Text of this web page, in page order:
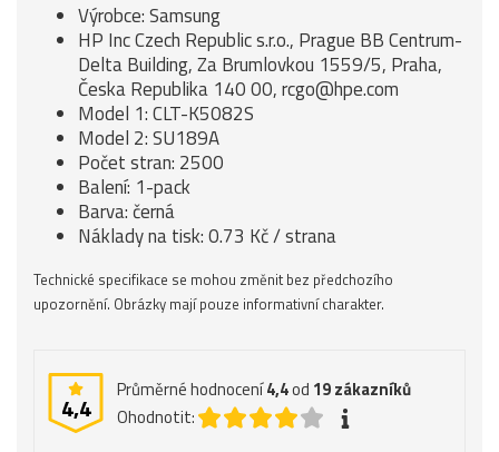
Výrobce: Samsung
HP Inc Czech Republic s.r.o., Prague BB Centrum-
Delta Building, Za Brumlovkou 1559/5, Praha,
Česka Republika 140 00, rcgo@hpe.com
Model 1: CLT-K5082S
Model 2: SU189A
Počet stran: 2500
Balení: 1-pack
Barva: černá
Náklady na tisk: 0.73 Kč / strana
Technické specifikace se mohou změnit bez předchozího
upozornění. Obrázky mají pouze informativní charakter.
4,4
Průměrné hodnocení4,4od 19zákazníků
Ohodnotit: